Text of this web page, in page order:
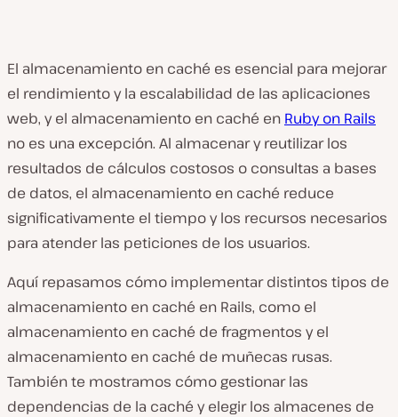
El almacenamiento en caché es esencial para mejorar
el rendimiento y la escalabilidad de las aplicaciones
web, y el almacenamiento en caché en Ruby on Rails
no es una excepción. Al almacenar y reutilizar los
resultados de cálculos costosos o consultas a bases
de datos, el almacenamiento en caché reduce
significativamente el tiempo y los recursos necesarios
para atender las peticiones de los usuarios.
Aquí repasamos cómo implementar distintos tipos de
almacenamiento en caché en Rails, como el
almacenamiento en caché de fragmentos y el
almacenamiento en caché de muñecas rusas.
También te mostramos cómo gestionar las
dependencias de la caché y elegir los almacenes de